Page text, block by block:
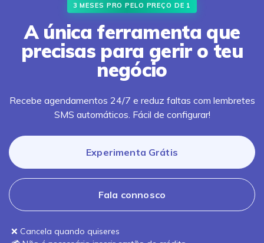
3 MESES PRO PELO PREÇO DE 1
A única ferramenta que
precisas para gerir o teu
negócio
Recebe agendamentos 24/7 e reduz faltas com lembretes
SMS automáticos. Fácil de configurar!
Experimenta Grátis
Fala connosco
❌ Cancela quando quiseres